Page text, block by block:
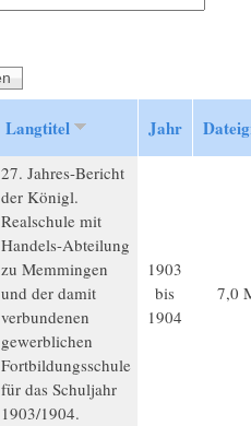
Langtitel Jahr
27. Jahres-Bericht
der Königl.
Realschule mit
Handels-Abteilung
zu Memmingen
und der damit
verbundenen
gewerblichen
Fortbildungsschule
für das Schuljahr
1903/1904.
1903
bis
1904
7,0